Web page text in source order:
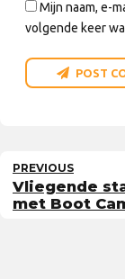
Mijn naam, e-
volgende keer
POST
PREVIOUS
Vliegende
met Boot